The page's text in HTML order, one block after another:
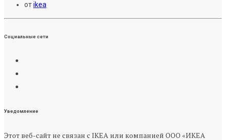
отikea
Социальные сети
Уведомление
Этот веб-сайт не связан с IKEA или компанией ООО «ИКЕА